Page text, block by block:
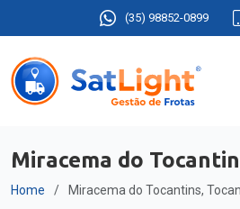
(35) 98852-0899
Miracema do
Home Miracema do Tocantins,